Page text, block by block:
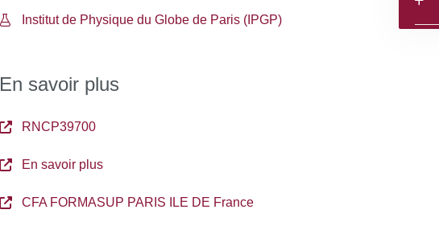
Institut de Physique du Globe de Paris (IPGP)
En savoir plus
RNCP39700
En savoir plus
CFA FORMASUP PARIS ILE DE France